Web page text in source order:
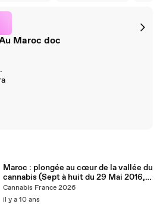
Maroc doc
Maroc : plongée au cœur de la vallée du
cannabis (Sept à huit du 29 Mai 2016,
TF1) (FR)
Cannabis France 2026
il y a 10 ans